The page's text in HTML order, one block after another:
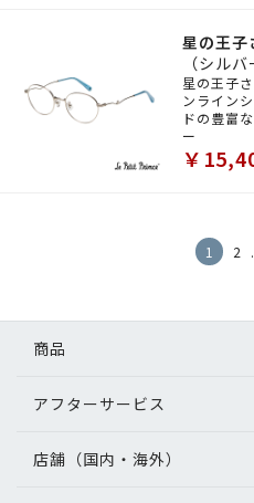
星の王
（シルバ
星の王子
ンライン
ドの豊富
ー
￥
1 2
商品
アフターサービス
店舗（国内・海外）